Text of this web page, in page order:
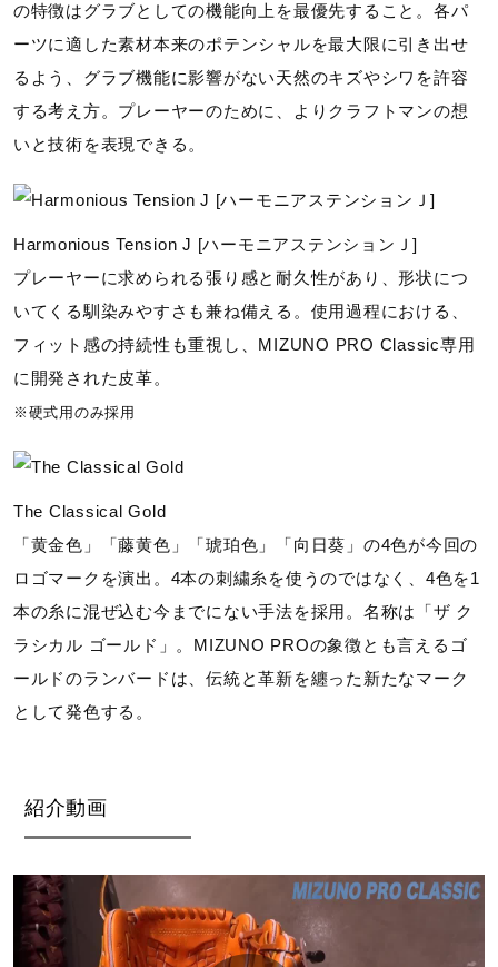
の特徴はグラブとしての機能向上を最優先すること。各パ
ーツに適した素材本来のポテンシャルを最大限に引き出せ
るよう、グラブ機能に影響がない天然のキズやシワを許容
する考え方。プレーヤーのために、よりクラフトマンの想
いと技術を表現できる。
Harmonious Tension J [ハーモニアステンションＪ]
プレーヤーに求められる張り感と耐久性があり、形状につ
いてくる馴染みやすさも兼ね備える。使用過程における、
フィット感の持続性も重視し、MIZUNO PRO Classic専用
に開発された皮革。
※硬式用のみ採用
The Classical Gold
「黄金色」「藤黄色」「琥珀色」「向日葵」の4色が今回の
ロゴマークを演出。4本の刺繍糸を使うのではなく、4色を1
本の糸に混ぜ込む今までにない手法を採用。名称は「ザ ク
ラシカル ゴールド」。MIZUNO PROの象徴とも言えるゴ
ールドのランバードは、伝統と革新を纏った新たなマーク
として発色する。
紹介動画